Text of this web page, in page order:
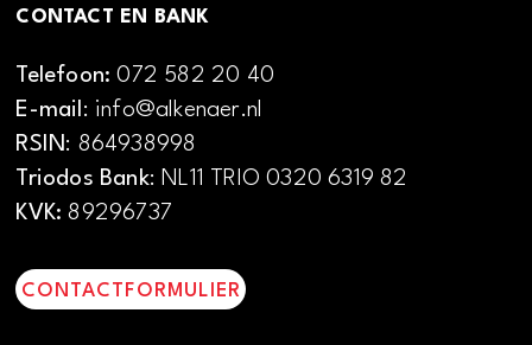
CONTACT EN BANK
Telefoon:072 582 20 40
E-mail: info@alkenaer.nl
RSIN: 864938998
Triodos Bank: NL11 TRIO 0320 6319 82
KVK: 89296737
CONTACTFORMULIER